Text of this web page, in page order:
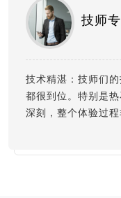
技师
技术精湛：技师们
都很到位。特别是
深刻，整个体验过程